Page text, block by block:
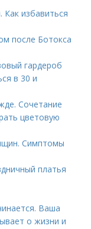
избавиться
после Ботокса
гардероб
в 30 и
Сочетание
цветовую
Симптомы
платья
Ваша
о жизни и